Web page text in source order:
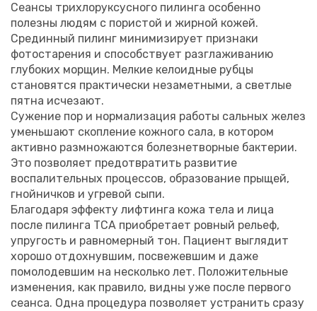
Сеансы трихлоруксусного пилинга особенно
полезны людям с пористой и жирной кожей.
Срединный пилинг минимизирует признаки
фотостарения и способствует разглаживанию
глубоких морщин. Мелкие келоидные рубцы
становятся практически незаметными, а светлые
пятна исчезают.
Сужение пор и нормализация работы сальных желез
уменьшают скопление кожного сала, в котором
активно размножаются болезнетворные бактерии.
Это позволяет предотвратить развитие
воспалительных процессов, образование прыщей,
гнойничков и угревой сыпи.
Благодаря эффекту лифтинга кожа тела и лица
после пилинга ТСА приобретает ровный рельеф,
упругость и равномерный тон. Пациент выглядит
хорошо отдохнувшим, посвежевшим и даже
помолодевшим на несколько лет. Положительные
изменения, как правило, видны уже после первого
сеанса. Одна процедура позволяет устранить сразу